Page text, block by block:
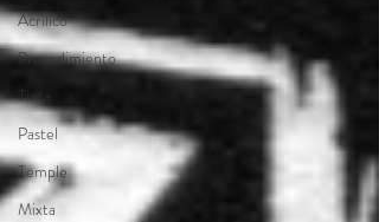
Acrílico
Procedimiento
Tinta
Pastel
Temple
Mixta